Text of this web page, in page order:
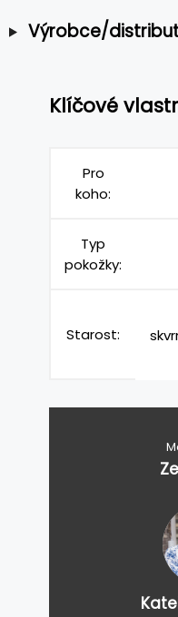
Výrobce/
Klíčové
Pro
koho:
Typ
pokožky:
Starost: